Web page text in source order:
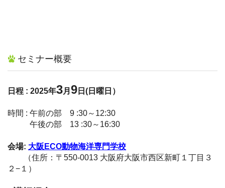
セミナー概要
日程 : 2025年3月 9 日(日曜日）
時間 : 午前の部 9 :30～12:30
午後の部 13 :30～16:30
会場: 大阪ECO動物海洋専門学校
（住所：〒550-0013 大阪府大阪市西区新町１丁目３
２−１）